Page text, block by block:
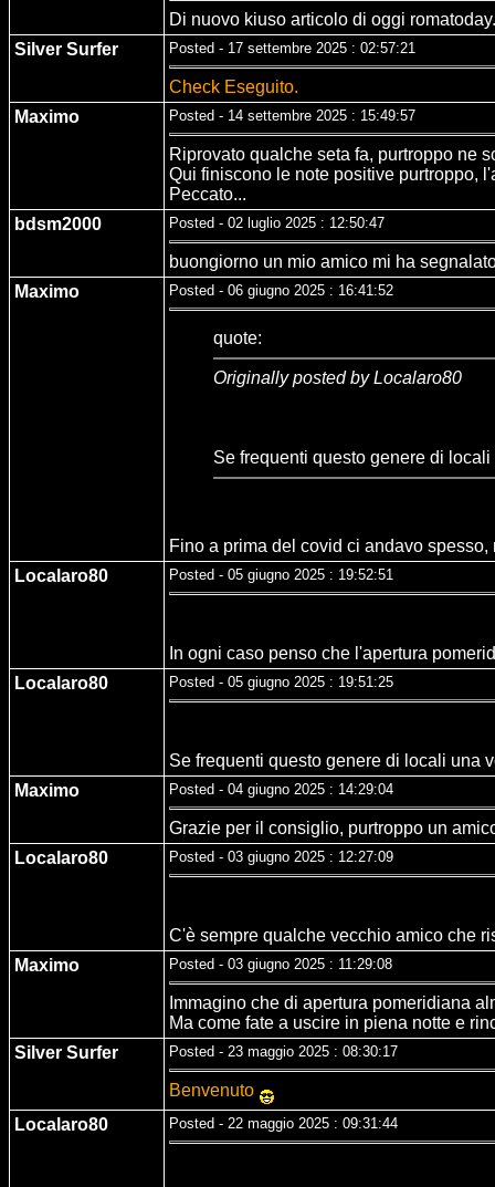
Di nuovo kiuso articolo di oggi
Silver Surfer
Posted - 17 settembre 2025 : 02:57:21
Check Eseguito.
Maximo
Posted - 14 settembre 2025 : 15:49:57
Riprovato qualche seta fa, purtroppo ne
Qui finiscono le note positive purtroppo,
Peccato...
bdsm2000
Posted - 02 luglio 2025 : 12:50:47
buongiorno un mio amico mi ha
Maximo
Posted - 06 giugno 2025 : 16:41:52
quote:
Originally posted by Localaro80
Se frequenti questo genere di
Fino a prima del covid ci andavo
Localaro80
Posted - 05 giugno 2025 : 19:52:51
In ogni caso penso che l'apertura
Localaro80
Posted - 05 giugno 2025 : 19:51:25
Se frequenti questo genere di locali una
Maximo
Posted - 04 giugno 2025 : 14:29:04
Grazie per il consiglio, purtroppo un
Localaro80
Posted - 03 giugno 2025 : 12:27:09
C'è sempre qualche vecchio amico che
Maximo
Posted - 03 giugno 2025 : 11:29:08
Immagino che di apertura pomeridiana
Ma come fate a uscire in piena notte e
Silver Surfer
Posted - 23 maggio 2025 : 08:30:17
Benvenuto
Localaro80
Posted - 22 maggio 2025 : 09:31:44